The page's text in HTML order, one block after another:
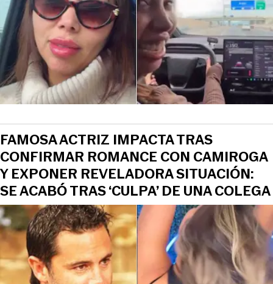
FAMOSA ACTRIZ IMPACTA TRAS
CONFIRMAR ROMANCE CON CAMIROGA
Y EXPONER REVELADORA SITUACIÓN:
SE ACABÓ TRAS ‘CULPA’ DE UNA COLEGA